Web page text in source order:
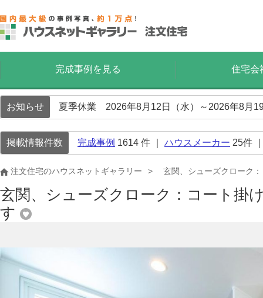
完成事例を見る 住宅会
お知らせ 夏季休業 2026年8月12日（水）～2026年8月
掲載情報件数 完成事例 1614 件 ｜ ハウスメーカー 25件
注文住宅のハウスネットギャラリー 玄関、シューズクローク
玄関、シューズクローク：コート掛
す